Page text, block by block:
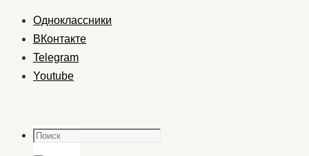
Одноклассники
ВКонтакте
Telegram
Youtube
Поиск